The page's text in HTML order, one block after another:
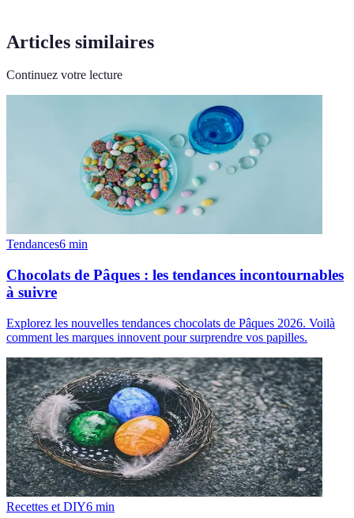
Articles similaires
Continuez votre lecture
Tendances6 min
Chocolats de Pâques : les tendances incontournables
à suivre
Explorez les nouvelles tendances chocolats de Pâques 2026. Voilà
comment les marques innovent pour surprendre vos papilles.
Recettes et DIY6 min